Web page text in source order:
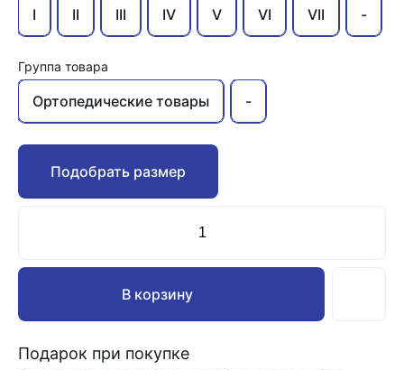
I II III IV V VI VII -
Группа товара
Ортопедические товары -
Подобрать размер
В корзину
Подарок при покупке